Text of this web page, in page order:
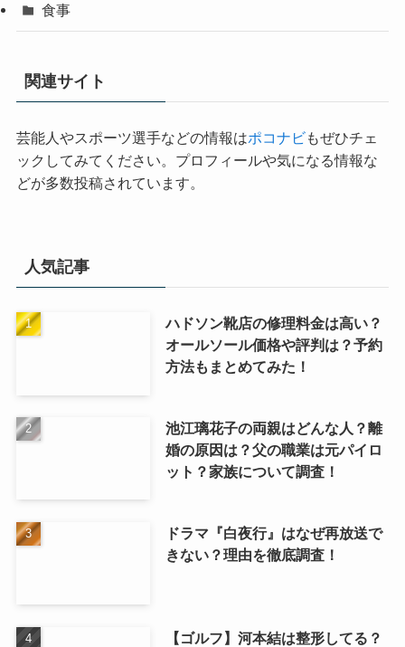
食事
関連サイト
芸能人やスポーツ選手などの情報はポコナビもぜひチェ
ックしてみてください。プロフィールや気になる情報な
どが多数投稿されています。
人気記事
ハドソン靴店の修理料金は高い？
オールソール価格や評判は？予約
方法もまとめてみた！
池江璃花子の両親はどんな人？離
婚の原因は？父の職業は元パイロ
ット？家族について調査！
ドラマ『白夜行』はなぜ再放送で
きない？理由を徹底調査！
【ゴルフ】河本結は整形してる？